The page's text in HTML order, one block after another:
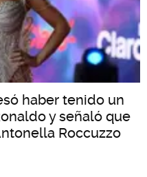
haber tenido un
y señaló que
Roccuzzo